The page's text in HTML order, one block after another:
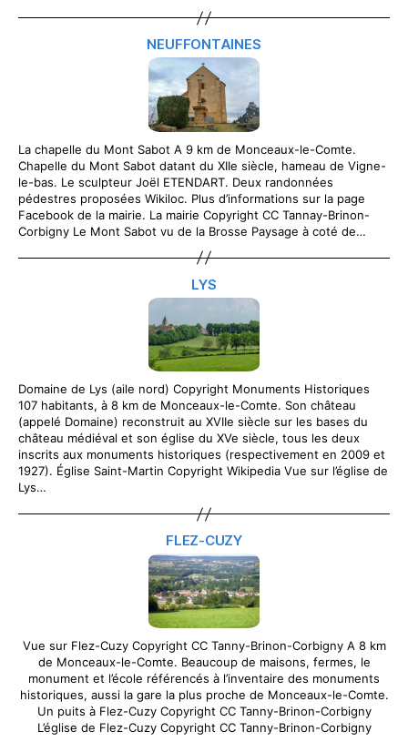
NEUFFONTAINES
La chapelle du Mont Sabot A 9 km de Monceaux-le-Comte.
Chapelle du Mont Sabot datant du XIIe siècle, hameau de Vigne-
le-bas. Le sculpteur Joël ETENDART. Deux randonnées
pédestres proposées Wikiloc. Plus d’informations sur la page
Facebook de la mairie. La mairie Copyright CC Tannay-Brinon-
Corbigny Le Mont Sabot vu de la Brosse Paysage à coté de…
LYS
Domaine de Lys (aile nord) Copyright Monuments Historiques
107 habitants, à 8 km de Monceaux-le-Comte. Son château
(appelé Domaine) reconstruit au XVIIe siècle sur les bases du
château médiéval et son église du XVe siècle, tous les deux
inscrits aux monuments historiques (respectivement en 2009 et
1927). Église Saint-Martin Copyright Wikipedia Vue sur l’église de
Lys…
FLEZ-CUZY
Vue sur Flez-Cuzy Copyright CC Tanny-Brinon-Corbigny A 8 km
de Monceaux-le-Comte. Beaucoup de maisons, fermes, le
monument et l’école référencés à l’inventaire des monuments
historiques, aussi la gare la plus proche de Monceaux-le-Comte.
Un puits à Flez-Cuzy Copyright CC Tanny-Brinon-Corbigny
L’église de Flez-Cuzy Copyright CC Tanny-Brinon-Corbigny